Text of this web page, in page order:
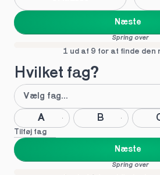
Næste
Spring over
1 ud af 9 for at finde
Hvilket fag?
A B
Tilføj fag
Næste
Spring over